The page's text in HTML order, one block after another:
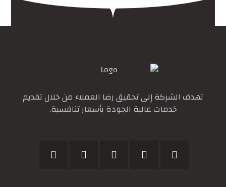
تهدف الشركة إلى تحقيق رضا العملاء من خلال تقديم
خدمات عالية الجودة بأسعار تنافسية.